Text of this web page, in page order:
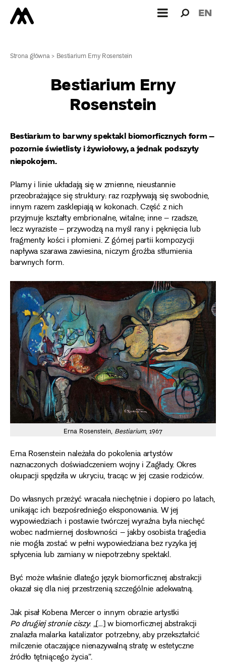
dla: EN
Strona główna> Bestiarium Erny Rosenstein
Bestiarium Erny
Rosenstein
Bestiarium to barwny spektakl biomorficznych form –
pozornie świetlisty i żywiołowy, a jednak podszyty
niepokojem.
Plamy i linie układają się w zmienne, nieustannie
przeobrażające się struktury: raz rozpływają się swobodnie,
innym razem zasklepiają w kokonach. Część z nich
przyjmuje kształty embrionalne, witalne; inne – rzadsze,
lecz wyraziste – przywodzą na myśl rany i pęknięcia lub
fragmenty kości i płomieni. Z górnej partii kompozycji
napływa szarawa zawiesina, niczym groźba stłumienia
barwnych form.
Erna Rosenstein, Bestiarium, 1967
Erna Rosenstein należała do pokolenia artystów
naznaczonych doświadczeniem wojny i Zagłady. Okres
okupacji spędziła w ukryciu, tracąc w jej czasie rodziców.
Do własnych przeżyć wracała niechętnie i dopiero po latach,
unikając ich bezpośredniego eksponowania. W jej
wypowiedziach i postawie twórczej wyraźna była niechęć
wobec nadmiernej dosłowności – jakby osobista tragedia
nie mogła zostać w pełni wypowiedziana bez ryzyka jej
spłycenia lub zamiany w niepotrzebny spektakl.
Być może właśnie dlatego język biomorficznej abstrakcji
okazał się dla niej przestrzenią szczególnie adekwatną.
Jak pisał Kobena Mercer o innym obrazie artystki
Po drugiej stronie ciszy: „[…] w biomorficznej abstrakcji
znalazła malarka katalizator potrzebny, aby przekształcić
milczenie otaczające nienazywalną stratę w estetyczne
źródło tętniącego życia”.